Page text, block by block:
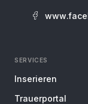
SERVICES
Inserieren
Trauerportal